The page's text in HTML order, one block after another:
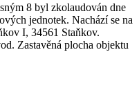
8 byl zkolaudován dne
jednotek. Nachází se na
I, 34561 Staňkov.
Zastavěná plocha objektu